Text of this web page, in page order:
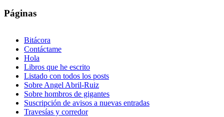
Páginas
Bitácora
Contáctame
Hola
Libros que he escrito
Listado con todos los posts
Sobre Angel Abril-Ruiz
Sobre hombros de gigantes
Suscripción de avisos a nuevas entradas
Travesías y corredor